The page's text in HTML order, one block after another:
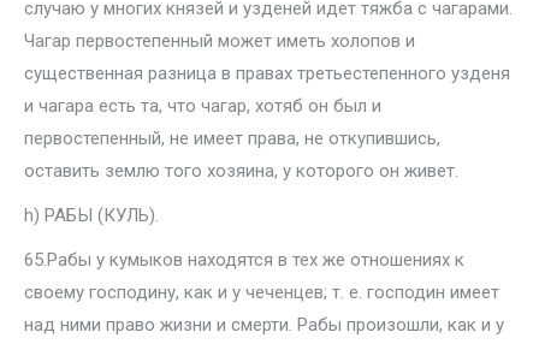
случаю у многих князей и узденей идет тяжба с чагарами.
Чагар первостепенный может иметь холопов и
существенная разница в правах третьестепенного узденя
и чагара есть та, что чагар, хотяб он был и
первостепенный, не имеет права, не откупившись,
оставить землю того хозяина, у которого он живет.
h) РАБЫ (КУЛЬ).
65.Рабы у кумыков находятся в тех же отношениях к
своему господину, как и у чеченцев; т. е. господин имеет
над ними право жизни и смерти. Рабы произошли, как и у